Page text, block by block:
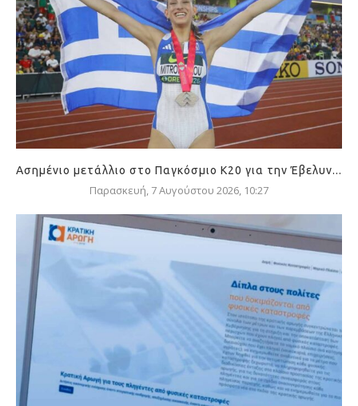
Ασημένιο μετάλλιο στο Παγκόσμιο Κ20 για την Έβελυν...
Παρασκευή, 7 Αυγούστου 2026, 10:27